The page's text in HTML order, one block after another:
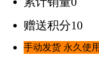
赠送积分10
手动发货 永久使